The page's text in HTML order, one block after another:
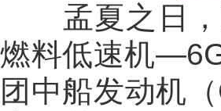
孟夏之日，
燃料低速机
团中船发动机